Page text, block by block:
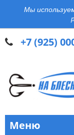
Мы
+7 (925)
Меню